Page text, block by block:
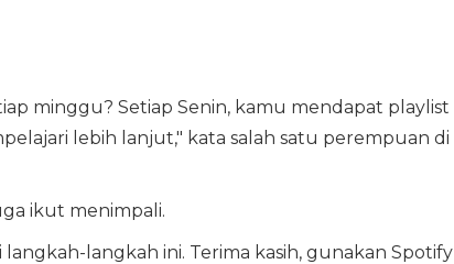
minggu? Setiap Senin, kamu mendapat playlist
lebih lanjut," kata salah satu perempuan di
ikut menimpali.
langkah ini. Terima kasih, gunakan Spotify